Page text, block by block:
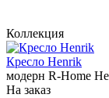
Коллекция
Кресло Henrik
модерн R-Home
На заказ